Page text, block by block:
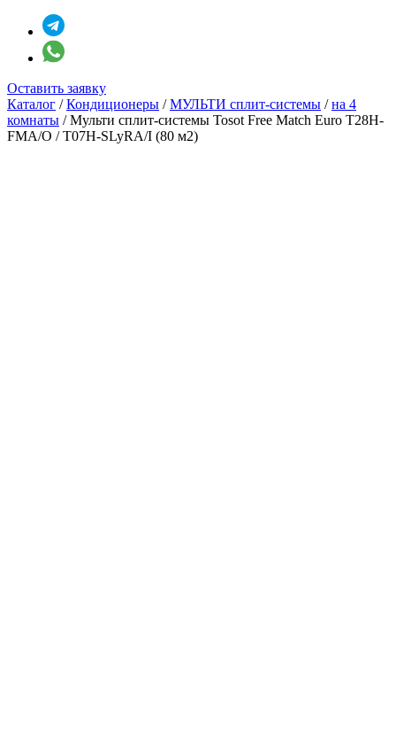
Оставить заявку
Каталог /Кондиционеры /МУЛЬТИ сплит-системы /на 4
комнаты /Мульти сплит-системы Tosot Free Match Euro T28H-
FMA/O / T07H-SLyRA/I (80 м2)